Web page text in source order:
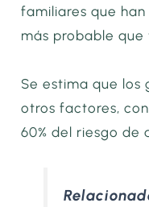
familiares que
más probable que
Se estima que los
otros factores,
60% del riesgo de